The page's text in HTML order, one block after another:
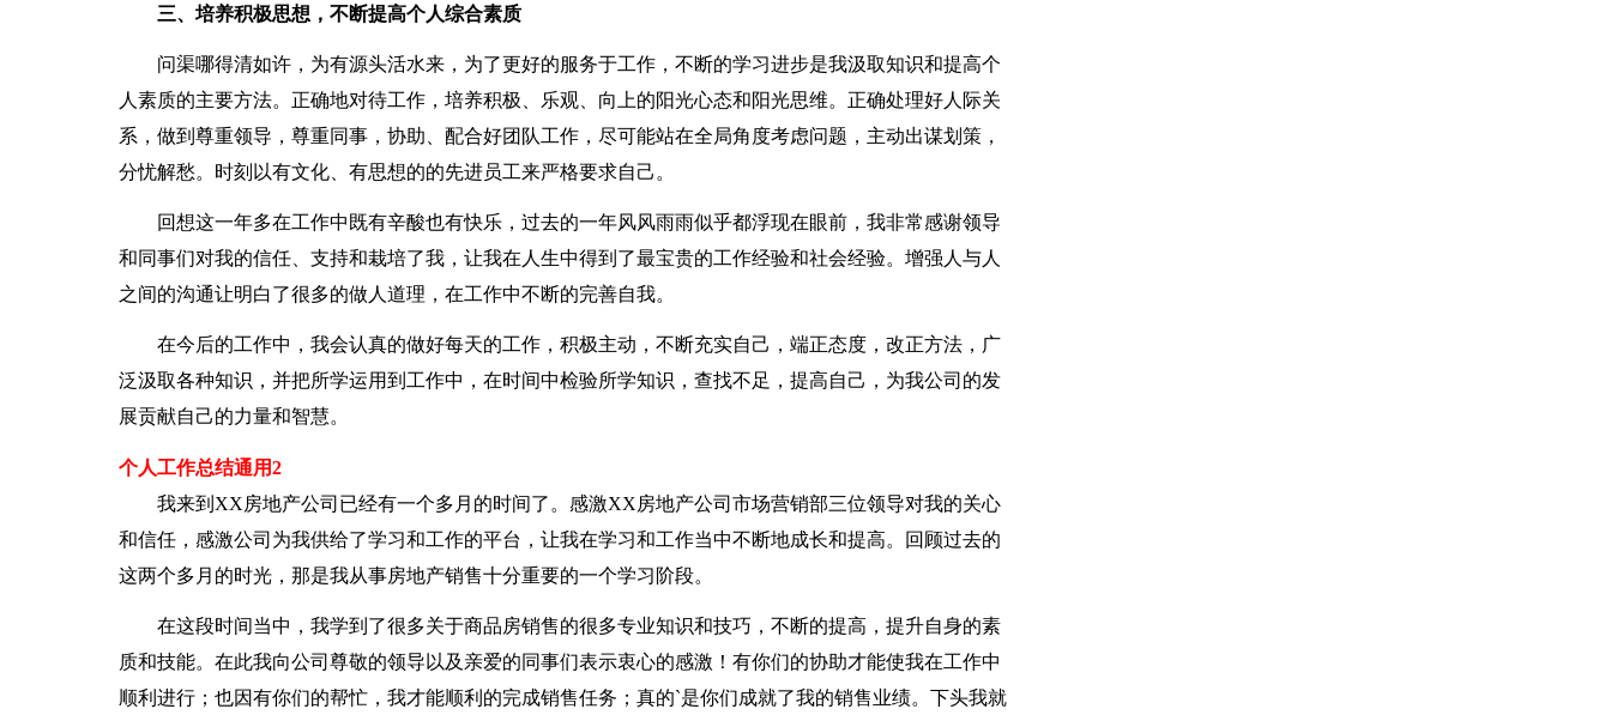
三、培养积极思想，不断提高个人综合素质
问渠哪得清如许，为有源头活水来，为了更好的服务于工作，不断的学习进步是我汲取知识和提高个
人素质的主要方法。正确地对待工作，培养积极、乐观、向上的阳光心态和阳光思维。正确处理好人际关
系，做到尊重领导，尊重同事，协助、配合好团队工作，尽可能站在全局角度考虑问题，主动出谋划策，
分忧解愁。时刻以有文化、有思想的的先进员工来严格要求自己。
回想这一年多在工作中既有辛酸也有快乐，过去的一年风风雨雨似乎都浮现在眼前，我非常感谢领导
和同事们对我的信任、支持和栽培了我，让我在人生中得到了最宝贵的工作经验和社会经验。增强人与人
之间的沟通让明白了很多的做人道理，在工作中不断的完善自我。
在今后的工作中，我会认真的做好每天的工作，积极主动，不断充实自己，端正态度，改正方法，广
泛汲取各种知识，并把所学运用到工作中，在时间中检验所学知识，查找不足，提高自己，为我公司的发
展贡献自己的力量和智慧。
个人工作总结通用2
我来到XX房地产公司已经有一个多月的时间了。感激XX房地产公司市场营销部三位领导对我的关心
和信任，感激公司为我供给了学习和工作的平台，让我在学习和工作当中不断地成长和提高。回顾过去的
这两个多月的时光，那是我从事房地产销售十分重要的一个学习阶段。
在这段时间当中，我学到了很多关于商品房销售的很多专业知识和技巧，不断的提高，提升自身的素
质和技能。在此我向公司尊敬的领导以及亲爱的同事们表示衷心的感激！有你们的协助才能使我在工作中
顺利进行；也因有你们的帮忙，我才能顺利的完成销售任务；真的`是你们成就了我的销售业绩。下头我就